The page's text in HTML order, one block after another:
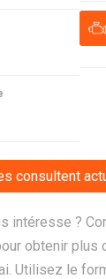
consultent
intéresse ?
obtenir plus
Utilisez le